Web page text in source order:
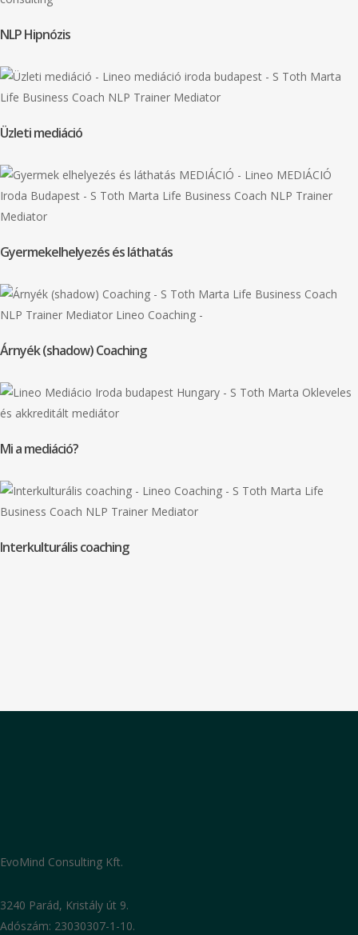
NLP Hipnózis
Üzleti mediáció
Gyermekelhelyezés és láthatás
Árnyék (shadow) Coaching
Mi a mediáció?
Interkulturális coaching
EvoMind Consulting Kft.
3240 Parád, Kristály út 9.
Adószám: 23030307-1-10.